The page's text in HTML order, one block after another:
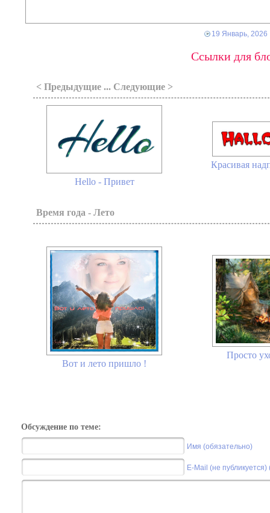
19 Январь, 2026
Ссылки для
< Предыдущие ... Следующие >
Hello - Привет
Красивая
Время года - Лето
Вот и лето пришло !
Просто
Обсуждение по теме:
Имя (обязательно)
E-Mail (не